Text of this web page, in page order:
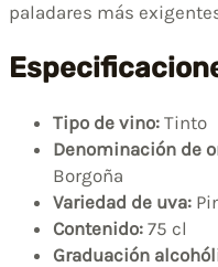
paladares más
Tipo de vino: Tinto
Denominación de
Borgoña
Variedad de uva:
Contenido: 75 cl
Graduación